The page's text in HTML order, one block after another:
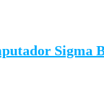
Sigma